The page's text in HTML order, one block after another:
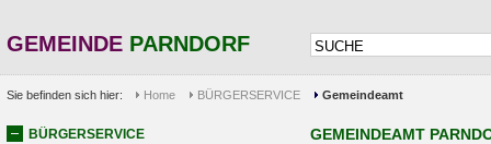
GEMEINDE PARNDORF
Sie befinden sich hier: Home BÜRGERSERVICE Gemeindeamt
BÜRGERSERVICE
GEMEINDEAMT